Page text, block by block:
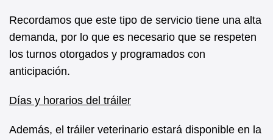
Recordamos que este tipo de servicio tiene una alta
demanda, por lo que es necesario que se respeten
los turnos otorgados y programados con
anticipación.
Días y horarios del tráiler
Además, el tráiler veterinario estará disponible en la